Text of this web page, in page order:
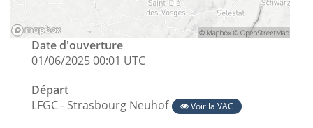
Date d'ouverture
01/06/2025 00:01 UTC
Départ
LFGC - Strasbourg Neuhof
Voir la VAC